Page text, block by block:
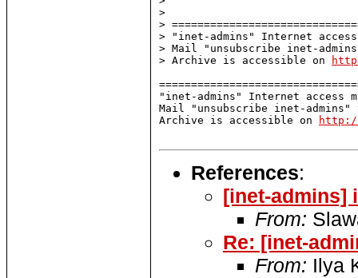
>
>
> "inet-admins" Internet
> Mail "unsubscribe inet-
> Archive is accessible on
"inet-admins" Internet access
Mail "unsubscribe inet-
Archive is accessible on
References:
[inet-admins]
From:
Re: [inet-
From: Ilya